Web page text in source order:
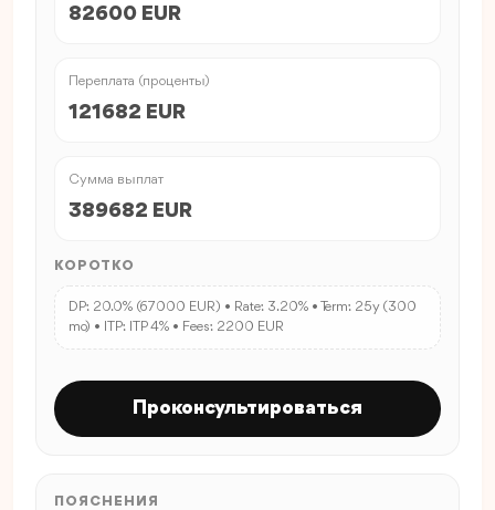
82600 EUR
Переплата (проценты)
121682 EUR
Сумма выплат
389682 EUR
КОРОТКО
DP: 20.0% (67000 EUR) • Rate: 3.20% • Term: 25y (300
mo) • ITP: ITP 4% • Fees: 2200 EUR
Проконсультироваться
ПОЯСНЕНИЯ